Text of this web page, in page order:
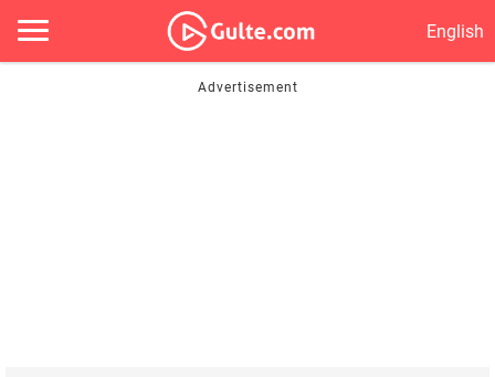
English